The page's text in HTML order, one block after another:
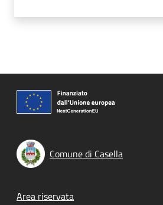
Comune di Casella
Footer menu
Area riservata